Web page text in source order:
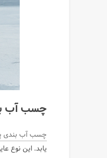
چسب آب
چسب آب بندی
یابد. این نوع